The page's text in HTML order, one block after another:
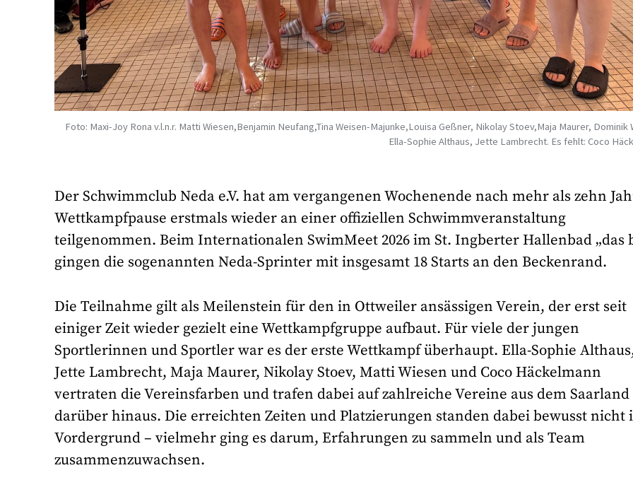
Foto: Maxi-Joy Rona v.l.n.r. Matti Wiesen,Benjamin Neufang,Tina Weisen-Majunke,Louisa Geßner, Nikolay Stoev,Maja Maurer, Dominik
Ella-Sophie Althaus, Jette Lambrecht. Es fehlt: Coco
Der Schwimmclub Neda e.V. hat am vergangenen Wochenende nach mehr als zehn
Wettkampfpause erstmals wieder an einer offiziellen Schwimmveranstaltung
teilgenommen. Beim Internationalen SwimMeet 2026 im St. Ingberter Hallenbad „das
gingen die sogenannten Neda-Sprinter mit insgesamt 18 Starts an den Beckenrand.
Die Teilnahme gilt als Meilenstein für den in Ottweiler ansässigen Verein, der erst seit
einiger Zeit wieder gezielt eine Wettkampfgruppe aufbaut. Für viele der jungen
Sportlerinnen und Sportler war es der erste Wettkampf überhaupt. Ella-Sophie
Jette Lambrecht, Maja Maurer, Nikolay Stoev, Matti Wiesen und Coco Häckelmann
vertraten die Vereinsfarben und trafen dabei auf zahlreiche Vereine aus dem
darüber hinaus. Die erreichten Zeiten und Platzierungen standen dabei bewusst nicht
Vordergrund – vielmehr ging es darum, Erfahrungen zu sammeln und als Team
zusammenzuwachsen.